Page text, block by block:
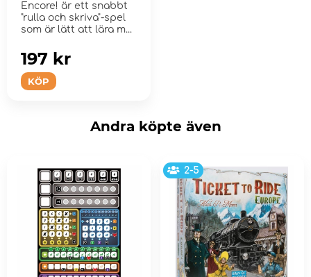
Encore! är ett snabbt
"rulla och skriva"-spel
som är lätt att lära m...
KÖP
197 kr
Andra köpte även
2-5